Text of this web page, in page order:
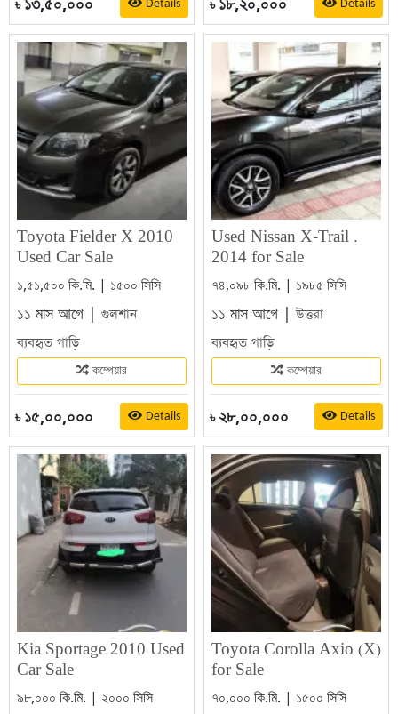
৳ Details ৳ Details
Toyota Fielder X 2010
Used Car Sale
১,৫১,৫০০ কি.মি. | ১৫০০ সিসি
১১ মাস আগে | গুলশান
ব্যবহৃত গাড়ি
কম্পেয়ার
৳ ১৫,০০,০০০ Details
Used Nissan X-Trail .
2014 for Sale
৭৪,০৯৮ কি.মি. | ১৯৮৫ সিসি
১১ মাস আগে |উত্তরা
ব্যবহৃত গাড়ি
কম্পেয়ার
৳ ২৮,০০,০০০ Details
Kia Sportage 2010 Used
Car Sale
৯৮,০০০ কি.মি. | ২০০০ সিসি
Toyota Corolla Axio (X)
for Sale
৭০,০০০ কি.মি. | ১৫০০ সিসি